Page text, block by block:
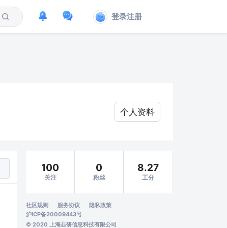
登录注册
个人资料
100
关注
0
粉丝
8.27
工分
社区规则 服务协议
隐私政策
沪ICP备20009443号
© 2020 上海韭研信息科技有限公司